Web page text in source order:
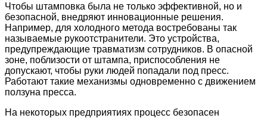
Чтобы штамповка была не только эффективной, но и
безопасной, внедряют инновационные решения.
Например, для холодного метода востребованы так
называемые рукоотстранители. Это устройства,
предупреждающие травматизм сотрудников. В опасной
зоне, поблизости от штампа, приспособления не
допускают, чтобы руки людей попадали под пресс.
Работают такие механизмы одновременно с движением
ползуна пресса.
На некоторых предприятиях процесс безопасен